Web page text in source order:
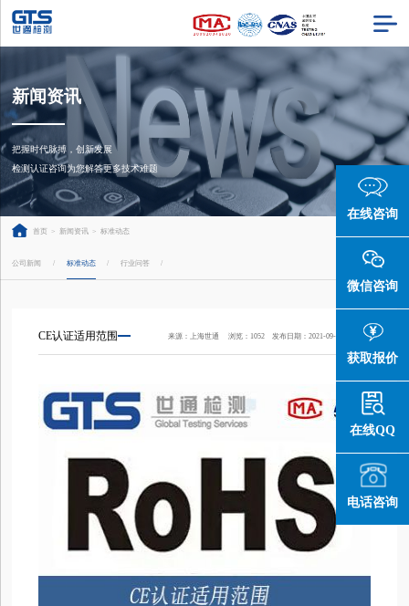
新闻资讯
把握时代脉搏，创新发展
检测认证咨询为您解答更多技术难题
首页 > 新闻资讯 > 标准动态
公司新闻 / 标准动态 / 行业问答 /
CE认证适用范围 来源：上海世通 浏览：1052 发布日期：2021-09-14 15:03:33
在线咨询
微信咨询
获取报价
在线QQ
电话咨询